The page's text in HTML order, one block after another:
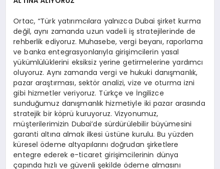
Ortac, “Türk yatırımcılara yalnızca Dubai şirket kurma
değil, aynı zamanda uzun vadeli iş stratejilerinde de
rehberlik ediyoruz. Muhasebe, vergi beyanı, raporlama
ve banka entegrasyonlarıyla girişimcilerin yasal
yükümlülüklerini eksiksiz yerine getirmelerine yardımcı
oluyoruz. Aynı zamanda vergi ve hukuki danışmanlık,
pazar araştırması, sektör analizi, vize ve oturma izni
gibi hizmetler veriyoruz. Türkçe ve İngilizce
sunduğumuz danışmanlık hizmetiyle iki pazar arasında
stratejik bir köprü kuruyoruz. Vizyonumuz,
müşterilerimizin Dubai’de sürdürülebilir büyümesini
garanti altına almak ilkesi üstüne kurulu. Bu yüzden
küresel ödeme altyapılarını doğrudan şirketlere
entegre ederek e-ticaret girişimcilerinin dünya
çapında hızlı ve güvenli şekilde ödeme almasını